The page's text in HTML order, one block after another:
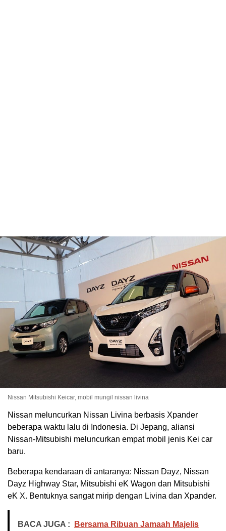
Nissan Mitsubishi Keicar, mobil mungil nissan livina
Nissan meluncurkan Nissan Livina berbasis Xpander
beberapa waktu lalu di Indonesia. Di Jepang, aliansi
Nissan-Mitsubishi meluncurkan empat mobil jenis Kei car
baru.
Beberapa kendaraan di antaranya: Nissan Dayz, Nissan
Dayz Highway Star, Mitsubishi eK Wagon dan Mitsubishi
eK X. Bentuknya sangat mirip dengan Livina dan Xpander.
BACA JUGA :
Bersama Ribuan Jamaah Majelis